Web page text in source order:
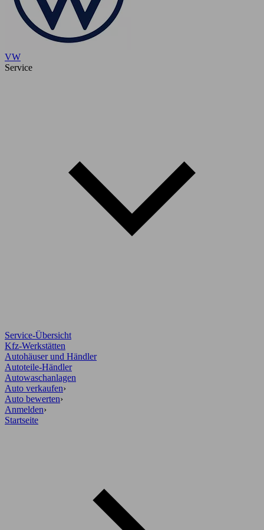
VW
Service
Service-Übersicht
Kfz-Werkstätten
Autohäuser und Händler
Autoteile-Händler
Autowaschanlagen
Auto verkaufen›
Auto bewerten›
Anmelden›
Startseite